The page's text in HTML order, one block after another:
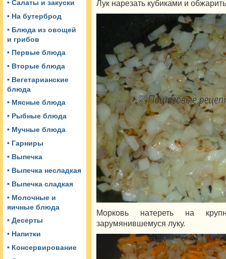
• Салаты и закуски
• На бутерброд
• Блюда из овощей
и грибов
• Первые блюда
• Вторые блюда
• Вегетарианские
блюда
• Мясные блюда
• Рыбные блюда
• Мучные блюда
• Гарниры
• Выпечка
• Выпечка несладкая
• Выпечка сладкая
• Молочные и
яичные блюда
• Десерты
• Напитки
• Консервирование
Лук нарезать кубиками и
Морковь натереть на
зарумянившемуся луку.